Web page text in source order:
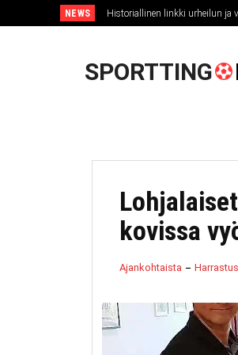
NEWS Historiallinen linkki urheilun ja
SPORTTING
kovissa
Ajankohtaista Harrastus